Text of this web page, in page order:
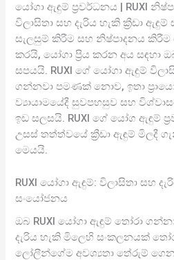
යෝගා ඇඳුම් ප්‍රවර්ධනය | RUXI
විලාසිතා සහ දැරිය හැකි ක්‍රීඩා
සැලසුම් කිරීම සහ නිෂ්පාදනය
කරයි, යෝගා ප්‍රිය කරන අය සඳහා
සපයයි. RUXI ගේ යෝගා ඇඳුම්
ගන්නවා පමණක් නොව, ඉතා
ව්‍යායාමයේදී සුවපහසුව සහ
ඉඩ සලසයි. RUXI ගේ යෝග ඇඳුම්
උසස් තත්ත්වයේ ක්‍රීඩා ඇඳුම් මිලදී
මෙයයි.
RUXI යෝගා ඇඳුම්: විලාසිතා සහ
සංයෝජනය
ඔබ RUXI යෝගා ඇඳුම් තෝරා
දැරිය හැකි මිලෙහි සංකලනයක්
ලෝලීන්ගේම අවශ්‍යතා තේරුම්